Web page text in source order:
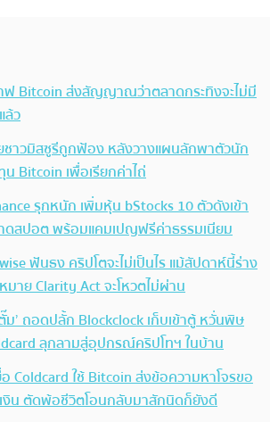
ฟ Bitcoin ส่งสัญญาณว่าตลาดกระทิงจะไม่มี
ล้ว
ชาวมิสซูรีถูกฟ้อง หลังวางแผนลักพาตัวนัก
น Bitcoin เพื่อเรียกค่าไถ่
รุกหนัก เพิ่มหุ้น bStocks 10 ตัวดังเข้า
ดสปอต พร้อมแคมเปญฟรีค่าธรรมเนียม
ฟันธง คริปโตจะไม่เป็นไร แม้สัปดาห์นี้ร่าง
มาย Clarity Act จะโหวตไม่ผ่าน
ม’ ถอดปลั้ก Blockclock เก็บเข้าตู้ หวั่นพิษ
ลุกลามสู่อุปกรณ์คริปโทฯ ในบ้าน
Coldcard ใช้ Bitcoin ส่งข้อความหาโจรขอ
งิน ตัดพ้อชีวิตโอนกลับมาสักนิดก็ยังดี